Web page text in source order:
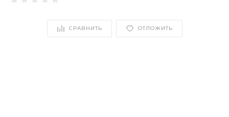
СРАВНИТЬ ОТЛОЖИТЬ